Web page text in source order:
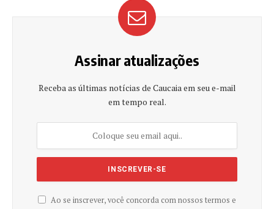
Assinar atualizações
Receba as últimas notícias de Caucaia em seu e-mail
em tempo real.
Ao se inscrever, você concorda com nossos termos e